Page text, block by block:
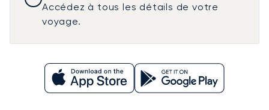
Accédez à tous les détails de votre
voyage.